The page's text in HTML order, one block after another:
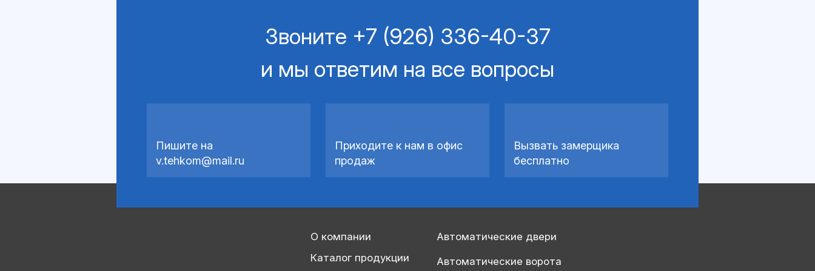
Звоните +7 (926) 336-40-37
и мы ответим на все вопросы
Пишите на
v.tehkom@mail.ru
Приходите к нам в офис
продаж
Вызвать замерщика
бесплатно
О компании
Каталог продукции
Автоматические двери
Автоматические ворота